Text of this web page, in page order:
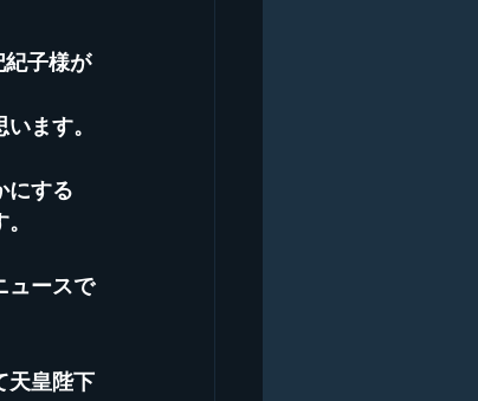
紀子様が
ます。
にする
ュースで
天皇陛下